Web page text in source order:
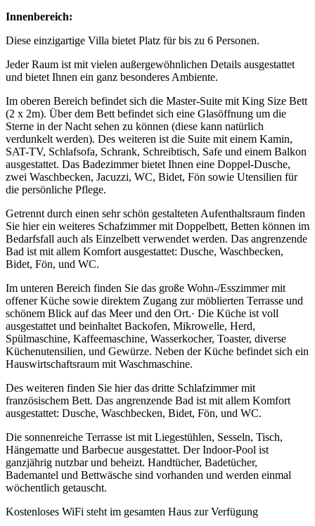
Innenbereich:
Diese einzigartige Villa bietet Platz für bis zu 6 Personen.
Jeder Raum ist mit vielen außergewöhnlichen Details ausgestattet
und bietet Ihnen ein ganz besonderes Ambiente.
Im oberen Bereich befindet sich die Master-Suite mit King Size Bett
(2 x 2m). Über dem Bett befindet sich eine Glasöffnung um die
Sterne in der Nacht sehen zu können (diese kann natürlich
verdunkelt werden). Des weiteren ist die Suite mit einem Kamin,
SAT-TV, Schlafsofa, Schrank, Schreibtisch, Safe und einem Balkon
ausgestattet. Das Badezimmer bietet Ihnen eine Doppel-Dusche,
zwei Waschbecken, Jacuzzi, WC, Bidet, Fön sowie Utensilien für
die persönliche Pflege.
Getrennt durch einen sehr schön gestalteten Aufenthaltsraum finden
Sie hier ein weiteres Schafzimmer mit Doppelbett, Betten können im
Bedarfsfall auch als Einzelbett verwendet werden. Das angrenzende
Bad ist mit allem Komfort ausgestattet: Dusche, Waschbecken,
Bidet, Fön, und WC.
Im unteren Bereich finden Sie das große Wohn-/Esszimmer mit
offener Küche sowie direktem Zugang zur möblierten Terrasse und
schönem Blick auf das Meer und den Ort.· Die Küche ist voll
ausgestattet und beinhaltet Backofen, Mikrowelle, Herd,
Spülmaschine, Kaffeemaschine, Wasserkocher, Toaster, diverse
Küchenutensilien, und Gewürze. Neben der Küche befindet sich ein
Hauswirtschaftsraum mit Waschmaschine.
Des weiteren finden Sie hier das dritte Schlafzimmer mit
französischem Bett. Das angrenzende Bad ist mit allem Komfort
ausgestattet: Dusche, Waschbecken, Bidet, Fön, und WC.
Die sonnenreiche Terrasse ist mit Liegestühlen, Sesseln, Tisch,
Hängematte und Barbecue ausgestattet. Der Indoor-Pool ist
ganzjährig nutzbar und beheizt. Handtücher, Badetücher,
Bademantel und Bettwäsche sind vorhanden und werden einmal
wöchentlich getauscht.
Kostenloses WiFi steht im gesamten Haus zur Verfügung